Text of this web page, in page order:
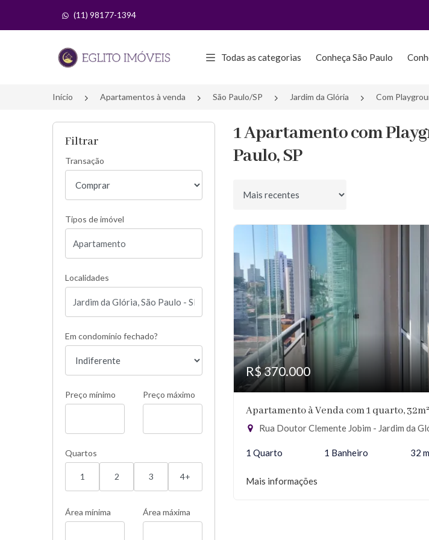
(11) 98177-1394
Página inicial
Todas as categorias Conheça São Paulo
Início Apartamentos à venda São Paulo/SP Jardim da Glória Com
Filtrar
Transação
Tipos de imóvel
Localidades
Em condomínio fechado?
Preço mínimo Preço máximo
Quartos
1 2 3 4+
Área mínima Área máxima
1 Apartamento com
Paulo, SP
Ordenar por
R$ 370.000
Apartamento à Venda com 1 quarto, 32m²
Rua Doutor Clemente Jobim - Jardim da Glória,
1 Quarto 1 Banheiro 32
Mais informações